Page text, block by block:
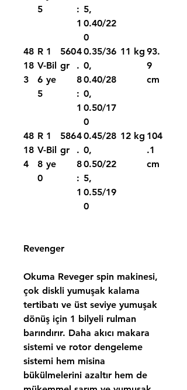
5
:
1
5,
0.40/22
0
48
18
3
R
V-
6
5
1
Bil
ye
560
gr
4
.
8
:
1
0.35/36
0,
0.40/28
0,
0.50/17
0
11 kg 93.
9
cm
48
18
4
R
V-
8
0
1
Bil
ye
586
gr
4
.
8
:
1
0.45/28
0,
0.50/22
5,
0.55/19
0
12 kg 104
.1
cm
Revenger
Okuma Reveger spin makinesi,
çok diskli yumuşak kalama
tertibatı ve üst seviye yumuşak
dönüş için 1 bilyeli rulman
barındırır. Daha akıcı makara
sistemi ve rotor dengeleme
sistemi hem misina
bükülmelerini azaltır hem de